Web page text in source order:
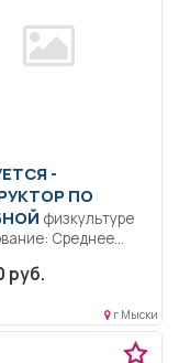
-
ПО
физкультуре
Среднее
Подготовка
предметов
руб.
г Мыски